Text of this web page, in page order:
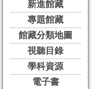
新進館藏
專題館藏
館藏分類地圖
視聽目錄
學科資源
電子書